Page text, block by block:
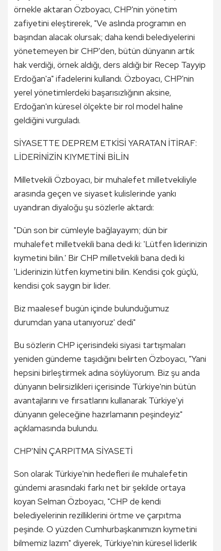
örnekle aktaran Özboyacı, CHP'nin yönetim
zafiyetini eleştirerek, "Ve aslında programın en
başından alacak olursak; daha kendi belediyelerini
yönetemeyen bir CHP'den, bütün dünyanın artık
hak verdiği, örnek aldığı, ders aldığı bir Recep Tayyip
Erdoğan'a" ifadelerini kullandı. Özboyacı, CHP'nin
yerel yönetimlerdeki başarısızlığının aksine,
Erdoğan'ın küresel ölçekte bir rol model haline
geldiğini vurguladı.
SİYASETTE DEPREM ETKİSİ YARATAN İTİRAF:
LİDERİNİZİN KIYMETİNİ BİLİN
Milletvekili Özboyacı, bir muhalefet milletvekiliyle
arasında geçen ve siyaset kulislerinde yankı
uyandıran diyaloğu şu sözlerle aktardı:
"Dün son bir cümleyle bağlayayım; dün bir
muhalefet milletvekili bana dedi ki: 'Lütfen liderinizin
kıymetini bilin.' Bir CHP milletvekili bana dedi ki
'Liderinizin lütfen kıymetini bilin. Kendisi çok güçlü,
kendisi çok saygın bir lider.
Biz maalesef bugün içinde bulunduğumuz
durumdan yana utanıyoruz' dedi"
Bu sözlerin CHP içerisindeki siyasi tartışmaları
yeniden gündeme taşıdığını belirten Özboyacı, "Yani
hepsini birleştirmek adına söylüyorum. Biz şu anda
dünyanın belirsizlikleri içerisinde Türkiye'nin bütün
avantajlarını ve fırsatlarını kullanarak Türkiye'yi
dünyanın geleceğine hazırlamanın peşindeyiz"
açıklamasında bulundu.
CHP'NİN ÇARPITMA SİYASETİ
Son olarak Türkiye'nin hedefleri ile muhalefetin
gündemi arasındaki farkı net bir şekilde ortaya
koyan Selman Özboyacı, "CHP de kendi
belediyelerinin rezilliklerini örtme ve çarpıtma
peşinde. O yüzden Cumhurbaşkanımızın kıymetini
bilmemiz lazım" diyerek, Türkiye'nin küresel liderlik